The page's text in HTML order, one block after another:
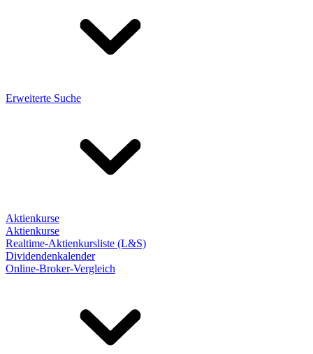
Erweiterte Suche
Aktienkurse
Aktienkurse
Realtime-Aktienkursliste (L&S)
Dividendenkalender
Online-Broker-Vergleich